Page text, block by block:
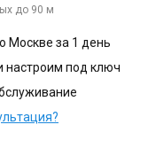
до 90 м
Москве за 1 день
настроим под ключ